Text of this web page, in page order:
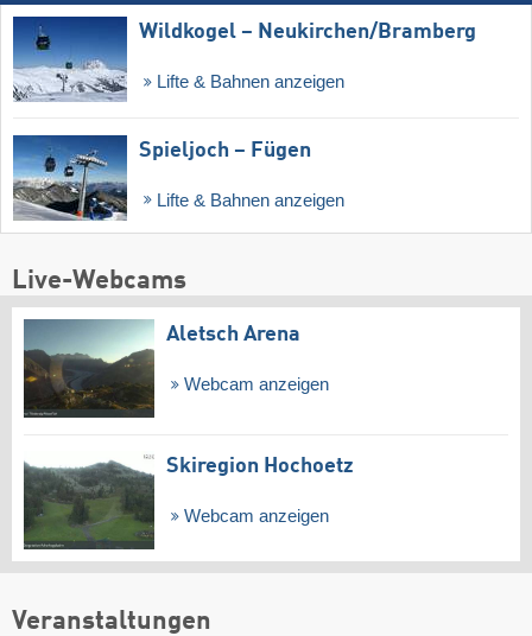
Wildkogel – Neukirchen/​Bramberg
Lifte & Bahnen anzeigen
Spieljoch – Fügen
Lifte & Bahnen anzeigen
Live-Webcams
Aletsch Arena
Webcam anzeigen
Skiregion Hochoetz
Webcam anzeigen
Veranstaltungen